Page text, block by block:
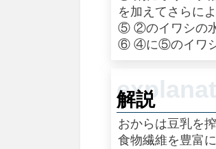
を加えてさらによ
⑤ ②のイワシの水
⑥ ④に⑤のイワシ
解説
おからは豆乳を
食物繊維を豊富